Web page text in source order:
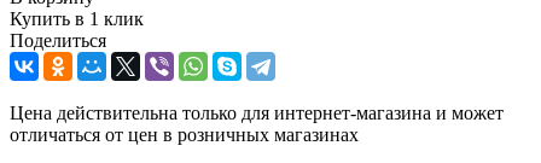
Купить в 1 клик
Поделиться
Цена действительна только для интернет-магазина и может
отличаться от цен в розничных магазинах